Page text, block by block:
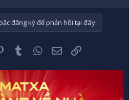
đăng ký để phản hồi tại đây.
Pinterest
Tumblr WhatsApp
Email